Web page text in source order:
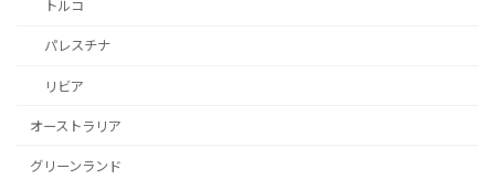
トルコ
パレスチナ
リビア
オーストラリア
グリーンランド